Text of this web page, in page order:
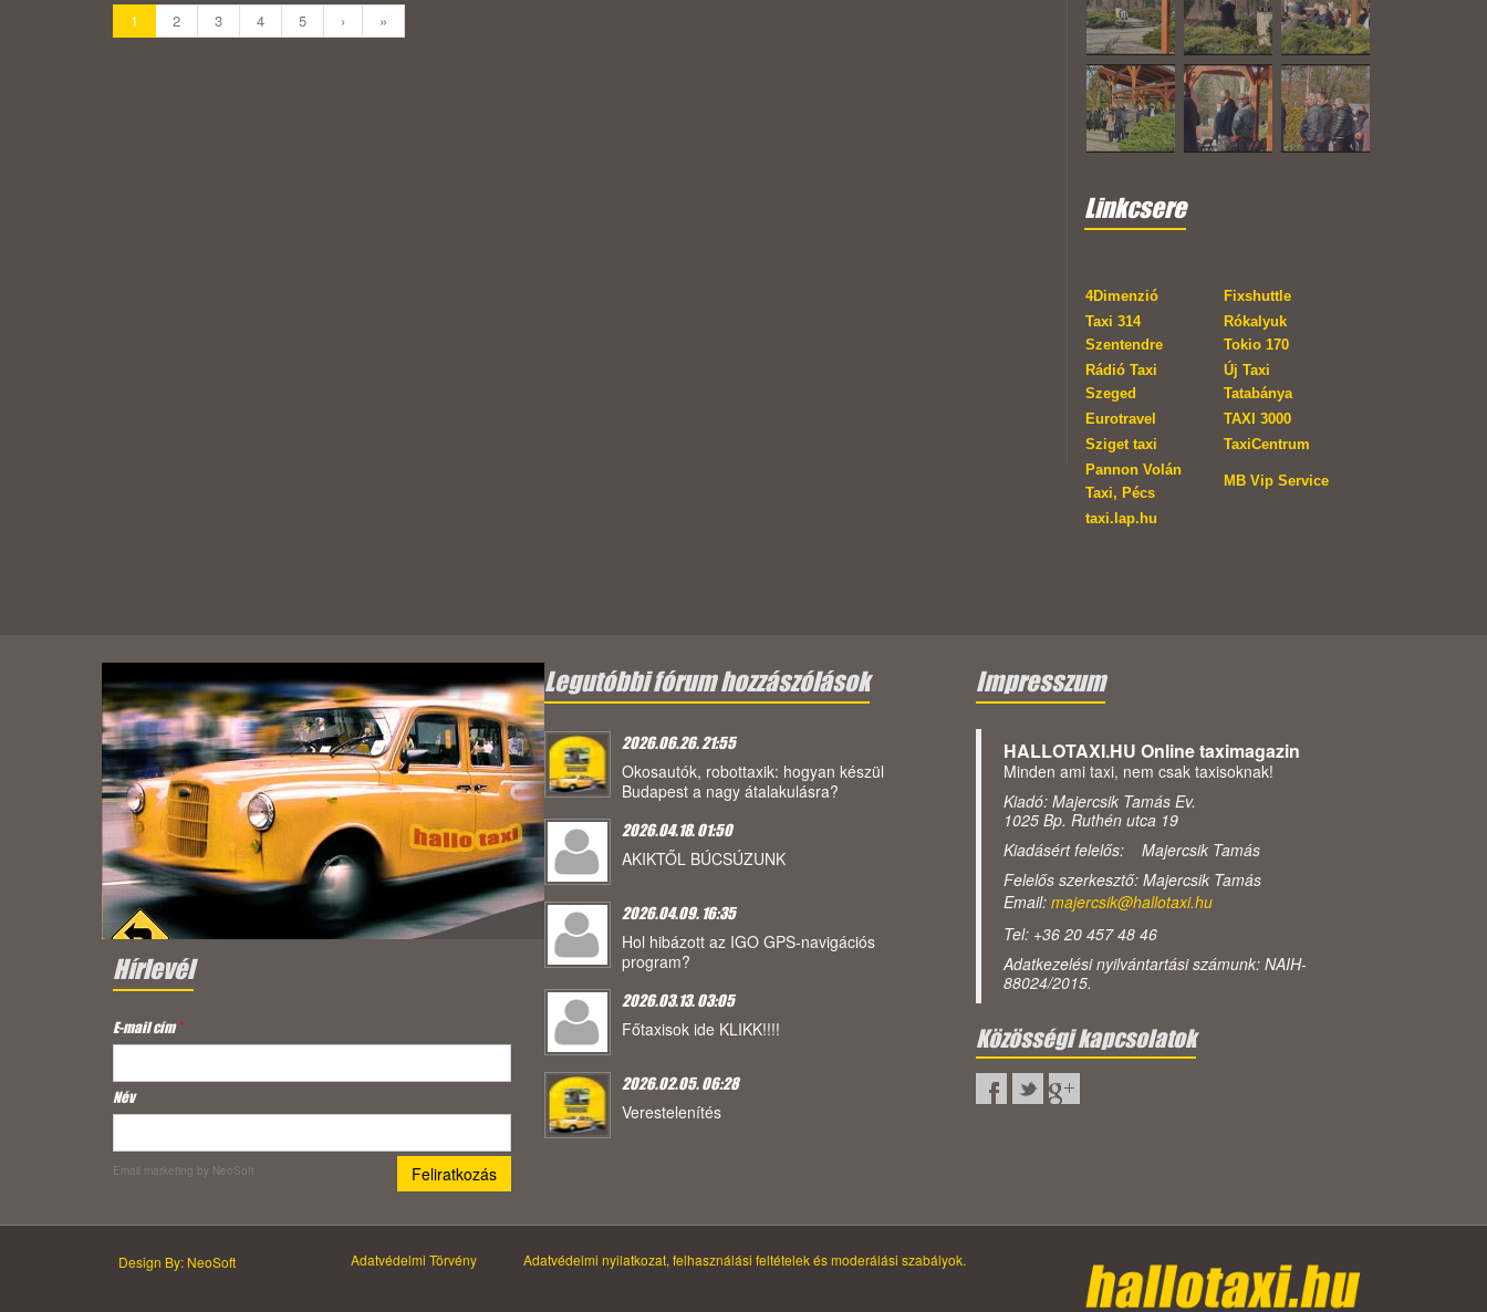
1 2 3 4 5 › »
Linkcsere
4Dimenzió
Fixshuttle
Taxi 314
Szentendre
Rókalyuk
Tokio 170
Rádió Taxi
Szeged
Új Taxi
Tatabánya
Eurotravel
TAXI 3000
Sziget taxi
TaxiCentrum
Pannon Volán
Taxi, Pécs
MB Vip Service
taxi.lap.hu
Hírlevél
E-mail cím*
Név
Email marketing by NeoSoft
Legutóbbi fórum hozzászólások
2026.06.26. 21:55
Okosautók, robottaxik: hogyan készül
Budapest a nagy átalakulásra?
2026.04.18. 01:50
AKIKTŐL BÚCSÚZUNK
2026.04.09. 16:35
Hol hibázott az IGO GPS-navigációs
program?
2026.03.13. 03:05
Főtaxisok ide KLIKK!!!!
2026.02.05. 06:28
Verestelenítés
Impresszum
HALLOTAXI.HU Online taximagazin
Minden ami taxi, nem csak taxisoknak!
Kiadó: Majercsik Tamás Ev.
1025 Bp. Ruthén utca 19
Kiadásért felelős: Majercsik Tamás
Felelős szerkesztő: Majercsik Tamás
Email: majercsik@hallotaxi.hu
Tel: +36 20 457 48 46
Adatkezelési nyilvántartási számunk: NAIH-
88024/2015.
Közösségi kapcsolatok
Design By: NeoSoft Adatvédelmi Törvény Adatvédelmi nyilatkozat, felhasználási feltételek és moderálási szabályok.